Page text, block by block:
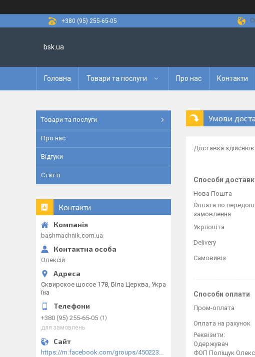
+380 (95) 255-65-05
bsk.ua
Головна Товари та послуги Про нас Контакти
Умови
Доставка
Способи
Нова Пошта
Оплата по
замовлення
Укрпошта
Delivery
Самовивіз
Способи оплати
Пром-оплата
Оплата на рахунок
Реквізити:
Одержувач
ФОП Поліщук
Товари та послуги
Про нас
Відгуки
Статті
Контакти
bashmachnik.com.ua
Олексій
Сквирское шоссе 178, Біла Церква, Укра
їна
+380 (95) 255-65-05 1
для замовлень
https://m.facebook.com/groups/450223289123148/?ref=group_browse